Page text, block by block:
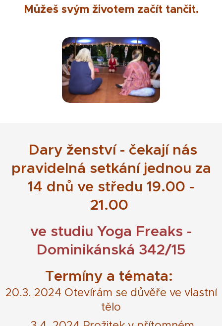
Můžeš svým životem začít tančit.
Dary ženství - čekají nás
pravidelná setkání jednou za
14 dnů ve středu 19.00 -
21.00
ve studiu Yoga Freaks -
Dominikánská 342/15
Termíny a témata:
20.3. 2024 Otevírám se důvěře ve vlastní
tělo